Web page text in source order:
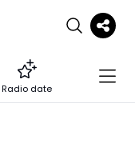
Radio date